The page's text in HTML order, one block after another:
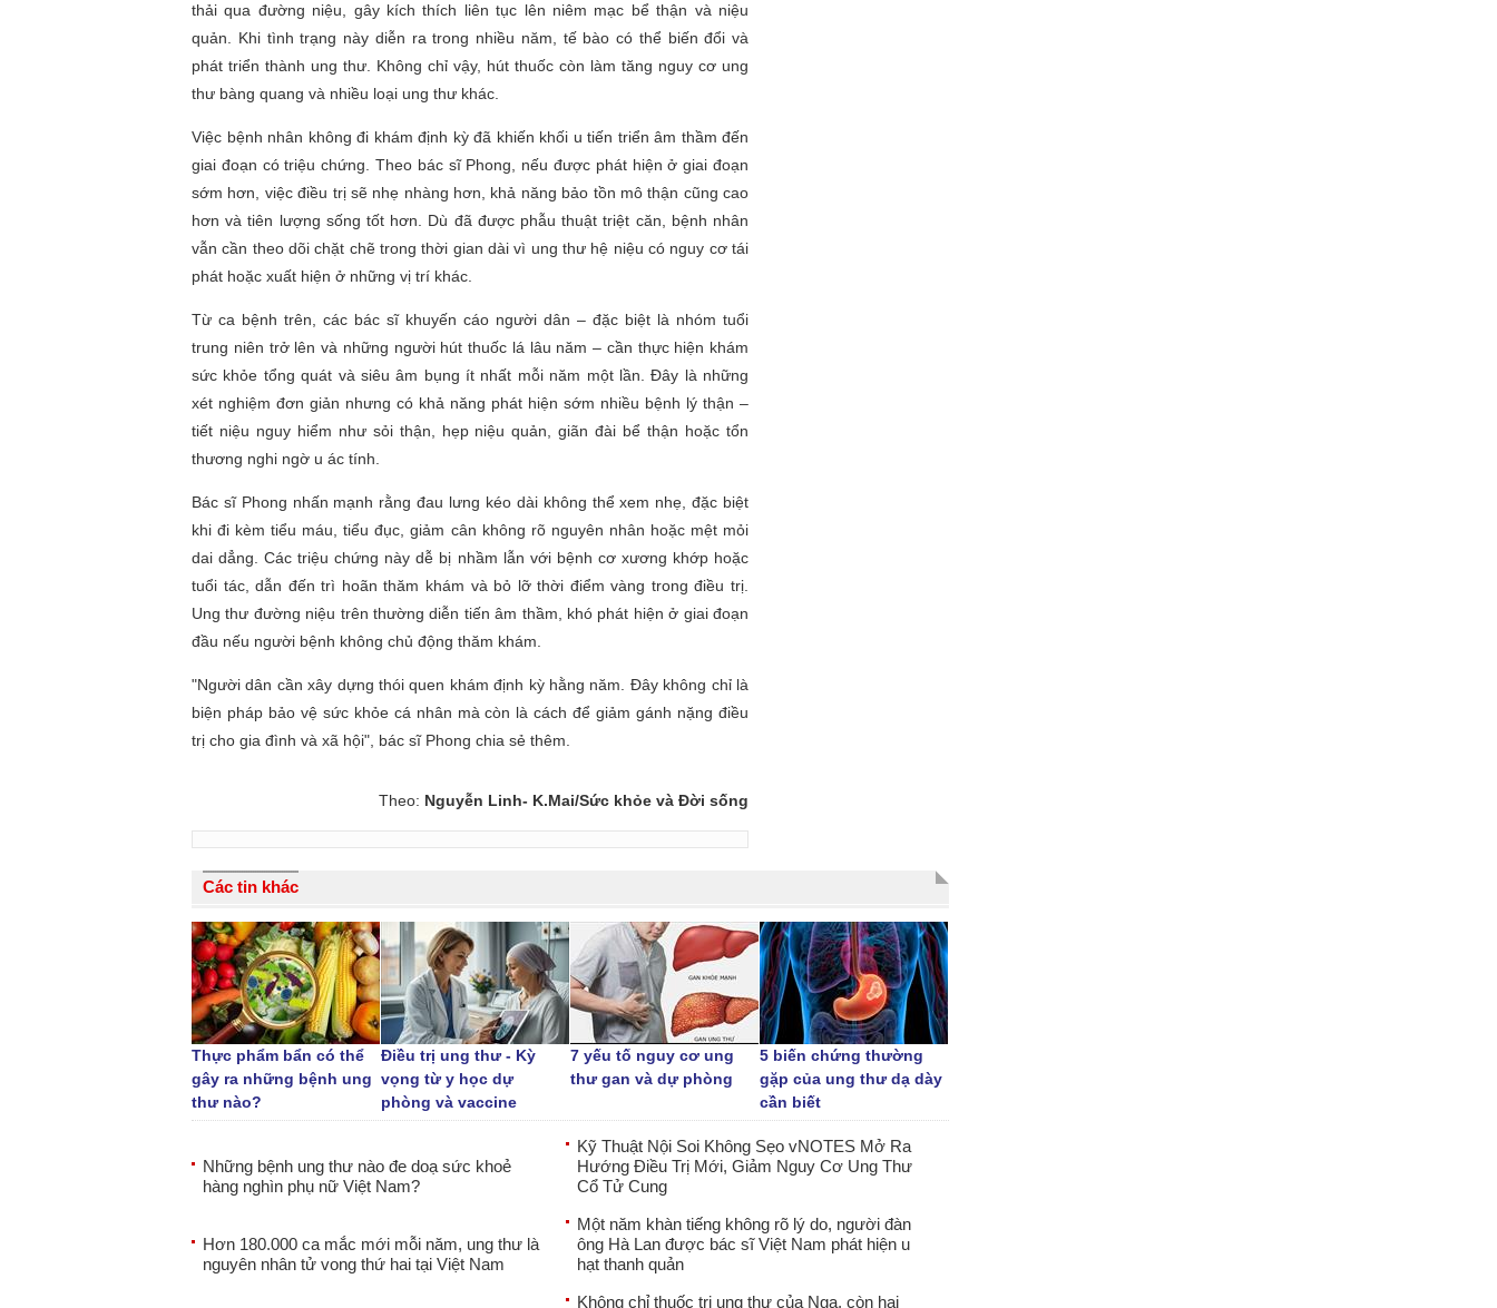
thải qua đường niệu, gây kích thích liên tục lên niêm mạc bể thận và niệu
quản. Khi tình trạng này diễn ra trong nhiều năm, tế bào có thể biến đổi và
phát triển thành ung thư. Không chỉ vậy, hút thuốc còn làm tăng nguy cơ ung
thư bàng quang và nhiều loại ung thư khác.
Việc bệnh nhân không đi khám định kỳ đã khiến khối u tiến triển âm thầm đến
giai đoạn có triệu chứng. Theo bác sĩ Phong, nếu được phát hiện ở giai đoạn
sớm hơn, việc điều trị sẽ nhẹ nhàng hơn, khả năng bảo tồn mô thận cũng cao
hơn và tiên lượng sống tốt hơn. Dù đã được phẫu thuật triệt căn, bệnh nhân
vẫn cần theo dõi chặt chẽ trong thời gian dài vì ung thư hệ niệu có nguy cơ tái
phát hoặc xuất hiện ở những vị trí khác.
Từ ca bệnh trên, các bác sĩ khuyến cáo người dân – đặc biệt là nhóm tuổi
trung niên trở lên và những người hút thuốc lá lâu năm – cần thực hiện khám
sức khỏe tổng quát và siêu âm bụng ít nhất mỗi năm một lần. Đây là những
xét nghiệm đơn giản nhưng có khả năng phát hiện sớm nhiều bệnh lý thận –
tiết niệu nguy hiểm như sỏi thận, hẹp niệu quản, giãn đài bể thận hoặc tổn
thương nghi ngờ u ác tính.
Bác sĩ Phong nhấn mạnh rằng đau lưng kéo dài không thể xem nhẹ, đặc biệt
khi đi kèm tiểu máu, tiểu đục, giảm cân không rõ nguyên nhân hoặc mệt mỏi
dai dẳng. Các triệu chứng này dễ bị nhầm lẫn với bệnh cơ xương khớp hoặc
tuổi tác, dẫn đến trì hoãn thăm khám và bỏ lỡ thời điểm vàng trong điều trị.
Ung thư đường niệu trên thường diễn tiến âm thầm, khó phát hiện ở giai đoạn
đầu nếu người bệnh không chủ động thăm khám.
"Người dân cần xây dựng thói quen khám định kỳ hằng năm. Đây không chỉ là
biện pháp bảo vệ sức khỏe cá nhân mà còn là cách để giảm gánh nặng điều
trị cho gia đình và xã hội", bác sĩ Phong chia sẻ thêm.
Theo: Nguyễn Linh- K.Mai/Sức khỏe và Đời sống
Các tin khác
Thực phẩm bẩn có thể
gây ra những bệnh ung
thư nào?
Điều trị ung thư - Kỳ
vọng từ y học dự
phòng và vaccine
7 yếu tố nguy cơ ung
thư gan và dự phòng
5 biến chứng thường
gặp của ung thư dạ dày
cần biết
Những bệnh ung thư nào đe doạ sức khoẻ
hàng nghìn phụ nữ Việt Nam?
Kỹ Thuật Nội Soi Không Sẹo vNOTES Mở Ra
Hướng Điều Trị Mới, Giảm Nguy Cơ Ung Thư
Cổ Tử Cung
Hơn 180.000 ca mắc mới mỗi năm, ung thư là
nguyên nhân tử vong thứ hai tại Việt Nam
Một năm khàn tiếng không rõ lý do, người đàn
ông Hà Lan được bác sĩ Việt Nam phát hiện u
hạt thanh quản
Không chỉ thuốc trị ung thư của Nga, còn hai